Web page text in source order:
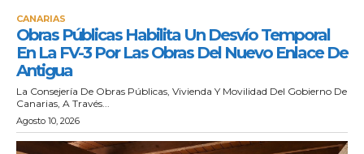
CANARIAS
Obras Públicas Habilita Un Desvío Temporal
En La FV-3 Por Las Obras Del Nuevo Enlace De
Antigua
La Consejería De Obras Públicas, Vivienda Y Movilidad Del Gobierno De
Canarias, A Través...
Agosto 10, 2026